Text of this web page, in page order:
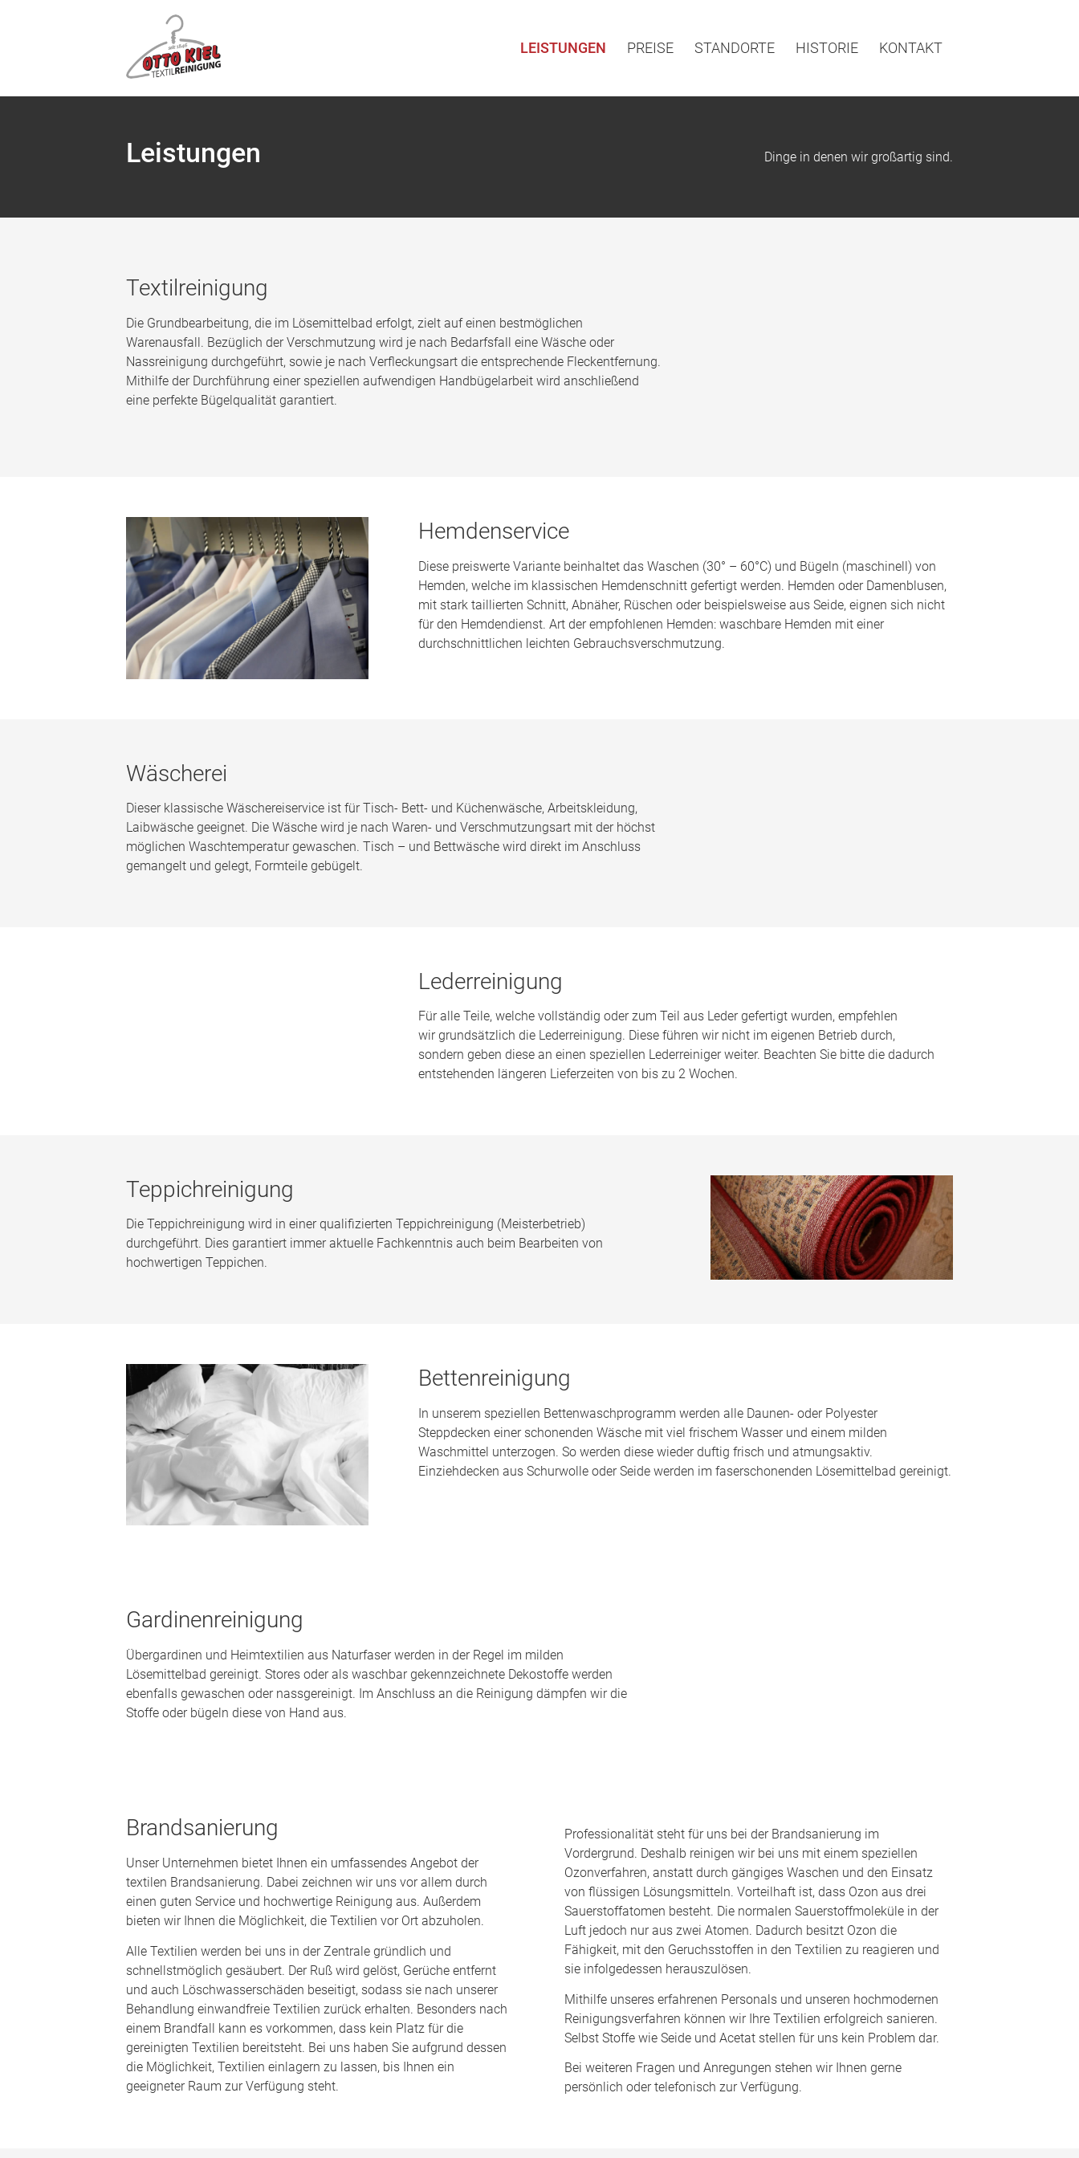
LEISTUNGEN PREISE STANDORTE HISTORIE KONTAKT
Leistungen Dinge in denen wir großartig sind.
Textilreinigung
Die Grundbearbeitung, die im Lösemittelbad erfolgt, zielt auf einen bestmöglichen
Warenausfall. Bezüglich der Verschmutzung wird je nach Bedarfsfall eine Wäsche oder
Nassreinigung durchgeführt, sowie je nach Verfleckungsart die entsprechende Fleckentfernung.
Mithilfe der Durchführung einer speziellen aufwendigen Handbügelarbeit wird anschließend
eine perfekte Bügelqualität garantiert.
Hemdenservice
Diese preiswerte Variante beinhaltet das Waschen (30° – 60°C) und Bügeln (maschinell) von
Hemden, welche im klassischen Hemdenschnitt gefertigt werden. Hemden oder Damenblusen,
mit stark taillierten Schnitt, Abnäher, Rüschen oder beispielsweise aus Seide, eignen sich nicht
für den Hemdendienst. Art der empfohlenen Hemden: waschbare Hemden mit einer
durchschnittlichen leichten Gebrauchsverschmutzung.
Wäscherei
Dieser klassische Wäschereiservice ist für Tisch- Bett- und Küchenwäsche, Arbeitskleidung,
Laibwäsche geeignet. Die Wäsche wird je nach Waren- und Verschmutzungsart mit der höchst
möglichen Waschtemperatur gewaschen. Tisch – und Bettwäsche wird direkt im Anschluss
gemangelt und gelegt, Formteile gebügelt.
Lederreinigung
Für alle Teile, welche vollständig oder zum Teil aus Leder gefertigt wurden, empfehlen
wir grundsätzlich die Lederreinigung. Diese führen wir nicht im eigenen Betrieb durch,
sondern geben diese an einen speziellen Lederreiniger weiter. Beachten Sie bitte die dadurch
entstehenden längeren Lieferzeiten von bis zu 2 Wochen.
Teppichreinigung
Die Teppichreinigung wird in einer qualifizierten Teppichreinigung (Meisterbetrieb)
durchgeführt. Dies garantiert immer aktuelle Fachkenntnis auch beim Bearbeiten von
hochwertigen Teppichen.
Bettenreinigung
In unserem speziellen Bettenwaschprogramm werden alle Daunen- oder Polyester
Steppdecken einer schonenden Wäsche mit viel frischem Wasser und einem milden
Waschmittel unterzogen. So werden diese wieder duftig frisch und atmungsaktiv.
Einziehdecken aus Schurwolle oder Seide werden im faserschonenden Lösemittelbad gereinigt.
Gardinenreinigung
Übergardinen und Heimtextilien aus Naturfaser werden in der Regel im milden
Lösemittelbad gereinigt. Stores oder als waschbar gekennzeichnete Dekostoffe werden
ebenfalls gewaschen oder nassgereinigt. Im Anschluss an die Reinigung dämpfen wir die
Stoffe oder bügeln diese von Hand aus.
Brandsanierung
Unser Unternehmen bietet Ihnen ein umfassendes Angebot der
textilen Brandsanierung. Dabei zeichnen wir uns vor allem durch
einen guten Service und hochwertige Reinigung aus. Außerdem
bieten wir Ihnen die Möglichkeit, die Textilien vor Ort abzuholen.
Alle Textilien werden bei uns in der Zentrale gründlich und
schnellstmöglich gesäubert. Der Ruß wird gelöst, Gerüche entfernt
und auch Löschwasserschäden beseitigt, sodass sie nach unserer
Behandlung einwandfreie Textilien zurück erhalten. Besonders nach
einem Brandfall kann es vorkommen, dass kein Platz für die
gereinigten Textilien bereitsteht. Bei uns haben Sie aufgrund dessen
die Möglichkeit, Textilien einlagern zu lassen, bis Ihnen ein
geeigneter Raum zur Verfügung steht.
Professionalität steht für uns bei der Brandsanierung im
Vordergrund. Deshalb reinigen wir bei uns mit einem speziellen
Ozonverfahren, anstatt durch gängiges Waschen und den Einsatz
von flüssigen Lösungsmitteln. Vorteilhaft ist, dass Ozon aus drei
Sauerstoffatomen besteht. Die normalen Sauerstoffmoleküle in der
Luft jedoch nur aus zwei Atomen. Dadurch besitzt Ozon die
Fähigkeit, mit den Geruchsstoffen in den Textilien zu reagieren und
sie infolgedessen herauszulösen.
Mithilfe unseres erfahrenen Personals und unseren hochmodernen
Reinigungsverfahren können wir Ihre Textilien erfolgreich sanieren.
Selbst Stoffe wie Seide und Acetat stellen für uns kein Problem dar.
Bei weiteren Fragen und Anregungen stehen wir Ihnen gerne
persönlich oder telefonisch zur Verfügung.